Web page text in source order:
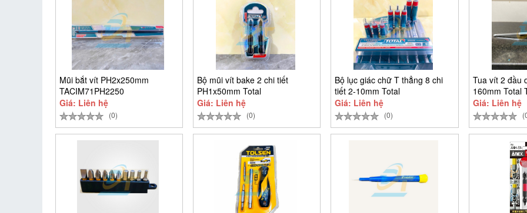
Mũi bắt vít PH2x250mm
TACIM71PH2250
Giá: Liên hệ
(0)
Bộ mũi vít bake 2 chi tiết
PH1x50mm Total
TACIM71PH150
Giá: Liên hệ
(0)
Bộ lục giác chữ T thẳng 8 chi
tiết 2-10mm Total
Giá: Liên hệ
(0)
Tua vít 2 đầu
160mm Total
Giá: Liên hệ